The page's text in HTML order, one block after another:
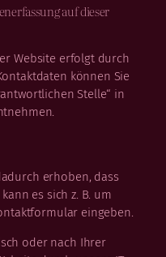
auf dieser
Website erfolgt durch
können Sie
Stelle“ in
erhoben, dass
es sich z. B. um
eingeben.
oder nach Ihrer